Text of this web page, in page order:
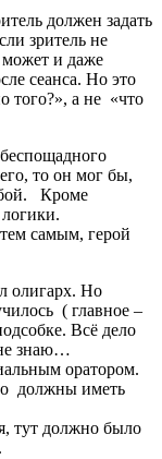
должен задать
зритель не
может и даже
сеанса. Но это
того?», а не «что
то он мог бы,
Кроме
самым, герой
олигарх. Но
( главное –
Всё дело
знаю…
оратором.
должны иметь
тут должно было